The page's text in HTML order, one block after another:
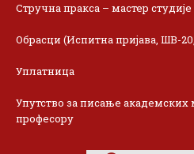
Стручна пракса – мастер студије
Обрасци (Испитна пријава, ШВ-
Уплатница
Упутство за писање академских
професору